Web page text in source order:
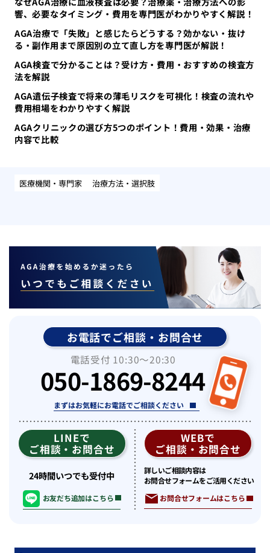
響、必要なタイミング・費用を専門医がわかりやすく解説！
AGA治療で「失敗」と感じたらどうする？効かない・抜け
る・副作用まで原因別の立て直し方を専門医が解説！
AGA検査で分かることは？受け方・費用・おすすめの検査方
法を解説
AGA遺伝子検査で将来の薄毛リスクを可視化！検査の流れや
費用相場をわかりやすく解説
AGAクリニックの選び方5つのポイント！費用・効果・治療
内容で比較
医療機関・専門家 治療方法・選択肢
お電話でご相談・お問合せ
電話受付 10:30〜20:30
050-1869-8244
まずはお気軽にお電話でご相談ください
LINEで
ご相談・お問合せ
24時間いつでも受付中
お友だち追加はこちら
WEBで
ご相談・お問合せ
詳しいご相談内容は
お問合せフォームをご活用ください
お問合せフォームはこちら